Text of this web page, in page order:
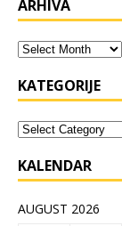
ARHIVA
KATEGORIJE
KALENDAR
AUGUST 2026